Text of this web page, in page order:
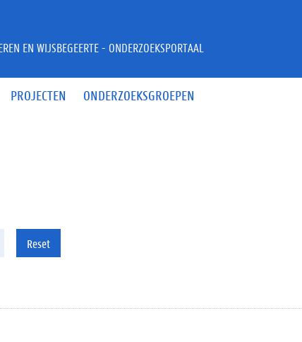
PROJECTEN ONDERZOEKSGROEPEN
EN WIJSBEGEERTE - ONDERZOEKSPORTAAL
Reset